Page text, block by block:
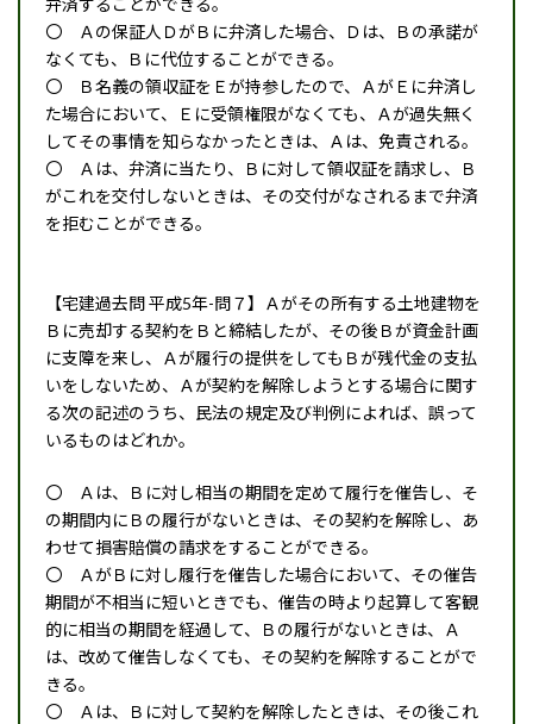
弁済することができる。
〇 Ａの保証人ＤがＢに弁済した場合、Ｄは、Ｂの承諾が
なくても、Ｂに代位することができる。
〇 Ｂ名義の領収証をＥが持参したので、ＡがＥに弁済し
た場合において、Ｅに受領権限がなくても、Ａが過失無く
してその事情を知らなかったときは、Ａは、免責される。
〇 Ａは、弁済に当たり、Ｂに対して領収証を請求し、Ｂ
がこれを交付しないときは、その交付がなされるまで弁済
を拒むことができる。
【宅建過去問 平成5年-問７】Ａがその所有する土地建物を
Ｂに売却する契約をＢと締結したが、その後Ｂが資金計画
に支障を来し、Ａが履行の提供をしてもＢが残代金の支払
いをしないため、Ａが契約を解除しようとする場合に関す
る次の記述のうち、民法の規定及び判例によれば、誤って
いるものはどれか。
〇 Ａは、Ｂに対し相当の期間を定めて履行を催告し、そ
の期間内にＢの履行がないときは、その契約を解除し、あ
わせて損害賠償の請求をすることができる。
〇 ＡがＢに対し履行を催告した場合において、その催告
期間が不相当に短いときでも、催告の時より起算して客観
的に相当の期間を経過して、Ｂの履行がないときは、Ａ
は、改めて催告しなくても、その契約を解除することがで
きる。
〇 Ａは、Ｂに対して契約を解除したときは、その後これ